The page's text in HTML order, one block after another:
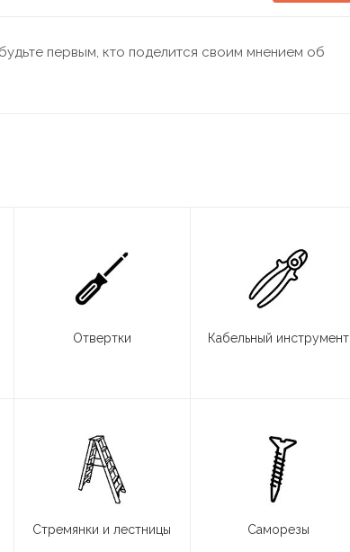
первым, кто поделится своим мнением об
Отвертки Кабельный инструмент
Стремянки и лестницы Саморезы